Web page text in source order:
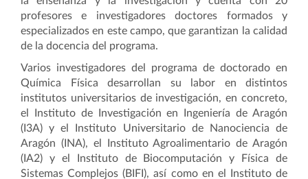
profesores e investigadores doctores formados y
especializados en este campo, que garantizan la calidad
de la docencia del programa.
Varios investigadores del programa de doctorado en
Química Física desarrollan su labor en distintos
institutos universitarios de investigación, en concreto,
el Instituto de Investigación en Ingeniería de Aragón
(I3A) y el Instituto Universitario de Nanociencia de
Aragón (INA), el Instituto Agroalimentario de Aragón
(IA2) y el Instituto de Biocomputación y Física de
Sistemas Complejos (BIFI), así como en el Instituto de